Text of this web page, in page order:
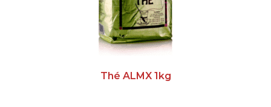
Thé ALMX 1kg